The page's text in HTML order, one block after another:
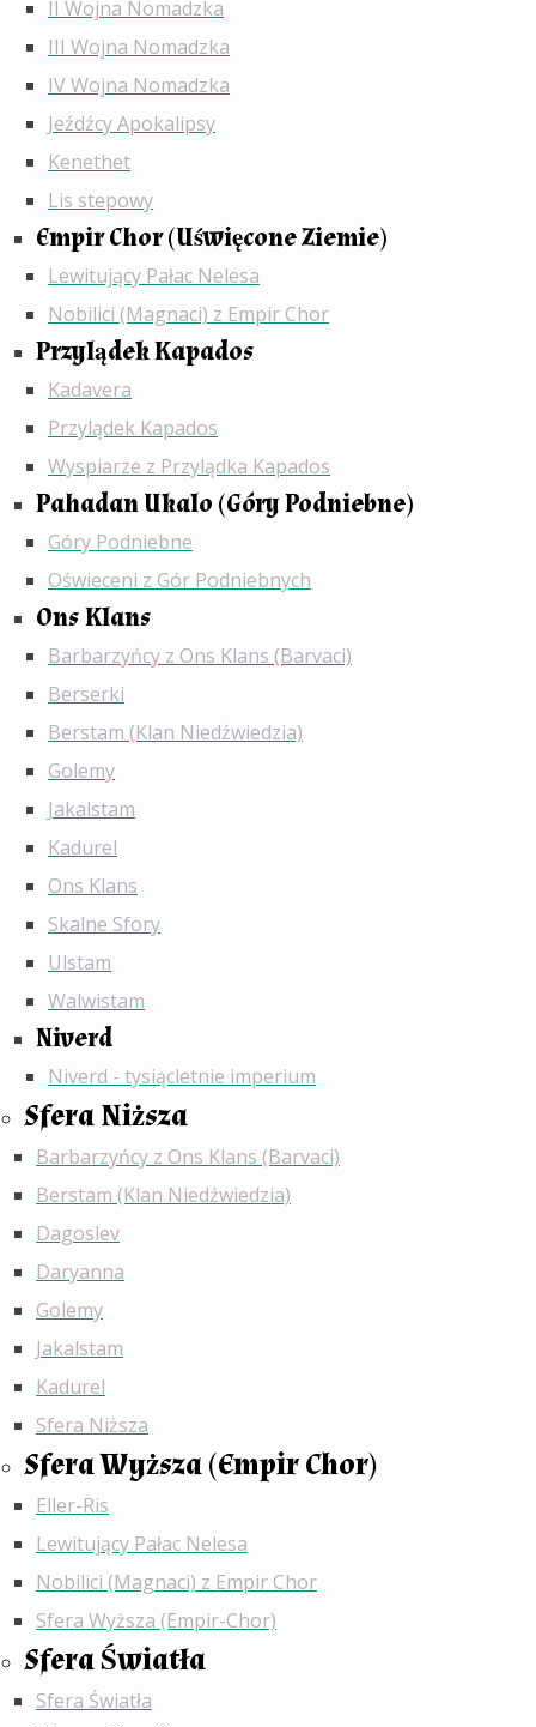
II Wojna Nomadzka
III Wojna Nomadzka
IV Wojna Nomadzka
Jeźdźcy Apokalipsy
Kenethet
Lis stepowy
Empir Chor (Uświęcone Ziemie)
Lewitujący Pałac Nelesa
Nobilici (Magnaci) z Empir Chor
Przylądek Kapados
Kadavera
Przylądek Kapados
Wyspiarze z Przylądka Kapados
Pahadan Ukalo (Góry Podniebne)
Góry Podniebne
Oświeceni z Gór Podniebnych
Ons Klans
Barbarzyńcy z Ons Klans (Barvaci)
Berserki
Berstam (Klan Niedźwiedzia)
Golemy
Jakalstam
Kadurel
Ons Klans
Skalne Sfory
Ulstam
Walwistam
Niverd
Niverd - tysiącletnie imperium
Sfera Niższa
Barbarzyńcy z Ons Klans (Barvaci)
Berstam (Klan Niedźwiedzia)
Dagoslev
Daryanna
Golemy
Jakalstam
Kadurel
Sfera Niższa
Sfera Wyższa (Empir Chor)
Eller-Ris
Lewitujący Pałac Nelesa
Nobilici (Magnaci) z Empir Chor
Sfera Wyższa (Empir-Chor)
Sfera Światła
Sfera Światła